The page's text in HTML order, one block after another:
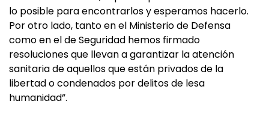
lo posible para encontrarlos y esperamos hacerlo.
Por otro lado, tanto en el Ministerio de Defensa
como en el de Seguridad hemos firmado
resoluciones que llevan a garantizar la atención
sanitaria de aquellos que están privados de la
libertad o condenados por delitos de lesa
humanidad”.